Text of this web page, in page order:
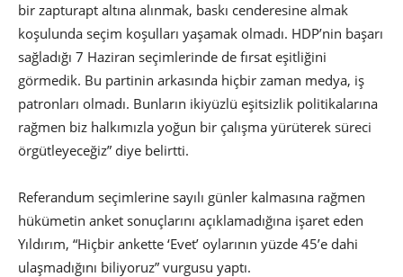
bir zapturapt altına alınmak, baskı cenderesine almak
koşulunda seçim koşulları yaşamak olmadı. HDP’nin başarı
sağladığı 7 Haziran seçimlerinde de fırsat eşitliğini
görmedik. Bu partinin arkasında hiçbir zaman medya, iş
patronları olmadı. Bunların ikiyüzlü eşitsizlik politikalarına
rağmen biz halkımızla yoğun bir çalışma yürüterek süreci
örgütleyeceğiz” diye belirtti.
Referandum seçimlerine sayılı günler kalmasına rağmen
hükümetin anket sonuçlarını açıklamadığına işaret eden
Yıldırım, “Hiçbir ankette ‘Evet’ oylarının yüzde 45’e dahi
ulaşmadığını biliyoruz” vurgusu yaptı.